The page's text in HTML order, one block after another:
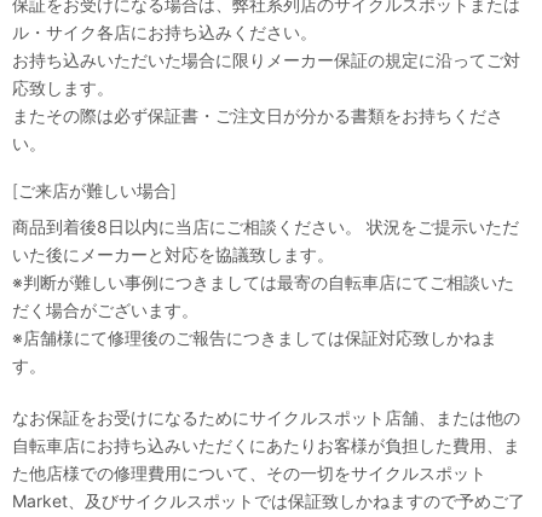
保証をお受けになる場合は、弊社系列店のサイクルスポットまたは
ル・サイク各店にお持ち込みください。
お持ち込みいただいた場合に限りメーカー保証の規定に沿ってご対
応致します。
またその際は必ず保証書・ご注文日が分かる書類をお持ちくださ
い。
[ご来店が難しい場合]
商品到着後8日以内に当店にご相談ください。 状況をご提示いただ
いた後にメーカーと対応を協議致します。
※判断が難しい事例につきましては最寄の自転車店にてご相談いた
だく場合がございます。
※店舗様にて修理後のご報告につきましては保証対応致しかねま
す。
なお保証をお受けになるためにサイクルスポット店舗、または他の
自転車店にお持ち込みいただくにあたりお客様が負担した費用、ま
た他店様での修理費用について、その一切をサイクルスポット
Market、及びサイクルスポットでは保証致しかねますので予めご了